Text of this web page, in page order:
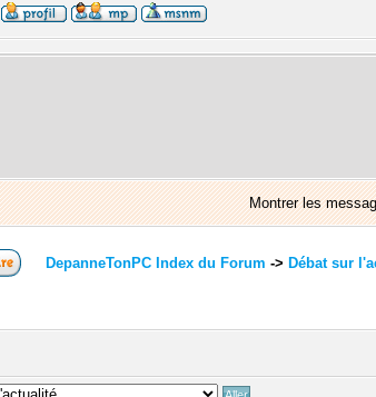
Montrer les
DepanneTonPC Index du Forum -> Débat sur